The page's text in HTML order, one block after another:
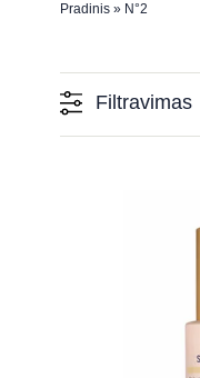
Pradinis » N°2
Filtravimas